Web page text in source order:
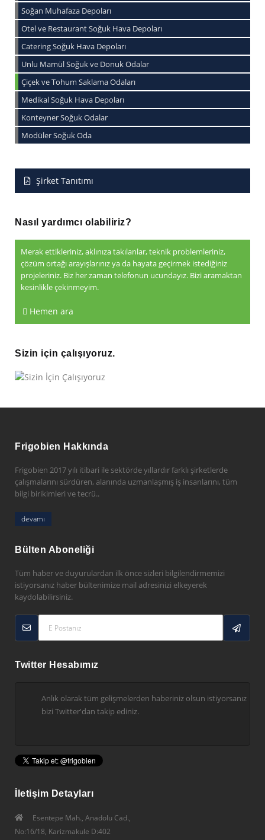
Soğan Muhafaza Depoları
Otel ve Restaurant Soğuk Hava Depoları
Catering Soğuk Hava Depoları
Unlu Mamül Soğuk ve Donuk Odalar
Çiçek ve Tohum Saklama Odaları
Medikal Soğuk Hava Depoları
Konteyner Soğuk Odalar
Modüler Soğuk Oda
Şirket Tanıtımı
Nasıl yardımcı olabiliriz?
Merak ettikleriniz, aklınıza takılanlar, teknik problemleriniz,
çözüm ortağı arayışlarınız ya da hayata geçirmek istediğiniz
projeleriniz. Biz her zaman telefonun ucundayız. Bizi aramaktan
kesinlikle çekinmeyim.
Hemen ara
Sizin için çalışıyoruz.
Frigobien Hakkında
Frigobien 2017 yılı itibari ile sektörde yıllardır farklı şirketlerde
çalışmalarını sürdüren, alanında uzmanlaşmış iş insanlarını, tüm
bilgi birikimleri ve tecrü..
devamı
Bülten Aboneliği
Tüm haber ve duyurulardan ilk önce sizleri bilgilendirmemizi
istiyorsanız haber bültenimize mail adresinizi elkeyerek
kaydolabilirsiniz.
Twitter Hesabımız
Anlık olarak tüm gelişmelerden haberiniz olsun istiyorsanız
bizi Twitter'dan takip ediniz.
İletişim Detayları
Esentepe Mah., Anadolu Cad.,
No:16/18, Karizmakule D:402